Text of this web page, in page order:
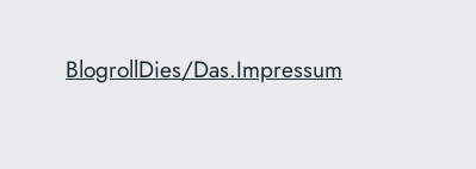
BlogrollDies/Das.Impressum